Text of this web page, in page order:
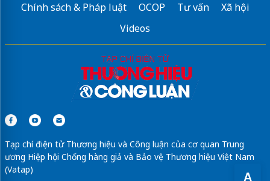
A
Chính sách & Pháp luật
OCOP Tư vấn
Xã hội
Videos
Tạp chí điện tử Thương hiệu và Công luận của cơ quan Trung
ương Hiệp hội Chống hàng giả và Bảo vệ Thương hiệu Việt Nam
(Vatap)